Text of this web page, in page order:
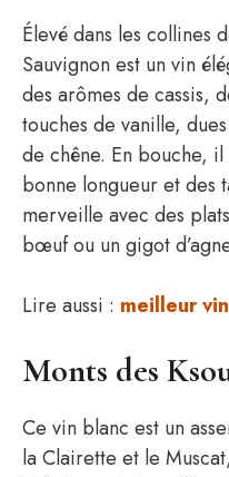
Élevé dans les collines
Sauvignon est un vin
des arômes de cassis,
touches de vanille,
de chêne. En bouche,
bonne longueur et des
merveille avec des
bœuf ou un gigot
Lire aussi : meilleur
Monts des
Ce vin blanc est un
la Clairette et le